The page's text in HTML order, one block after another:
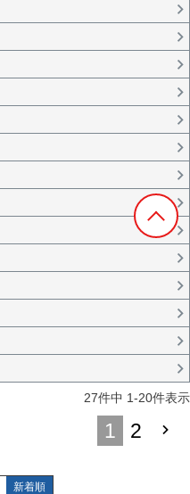
27件中 1-20件表示
1 2
新着順